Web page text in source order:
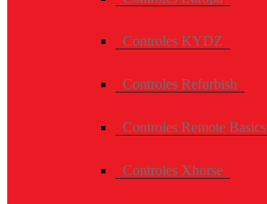
Controles KYDZ
Controles Refurbish
Controles Remote Basics
Controles Xhorse